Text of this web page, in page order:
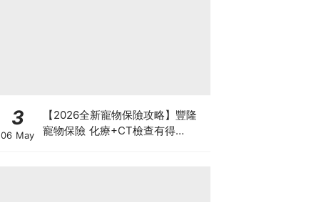
3
06 May
【2026全新寵物保險攻略】豐隆
寵物保險 化療+CT檢查有得